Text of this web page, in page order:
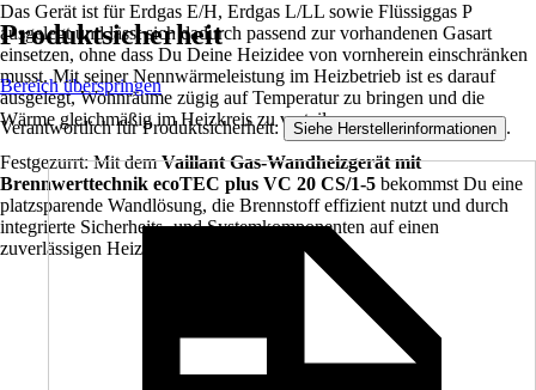
Das Gerät ist für Erdgas E/H, Erdgas L/LL sowie Flüssiggas P
ausgelegt und lässt sich dadurch passend zur vorhandenen Gasart
einsetzen, ohne dass Du Deine Heizidee von vornherein einschränken
musst. Mit seiner Nennwärmeleistung im Heizbetrieb ist es darauf
ausgelegt, Wohnräume zügig auf Temperatur zu bringen und die
Wärme gleichmäßig im Heizkreis zu verteilen.
Festgezurrt: Mit demVaillant Gas-Wandheizgerät mit
Brennwerttechnik ecoTEC plus VC 20 CS/1-5 bekommst Du eine
platzsparende Wandlösung, die Brennstoff effizient nutzt und durch
integrierte Sicherheits- und Systemkomponenten auf einen
zuverlässigen Heizbetrieb ausgelegt ist.
Produktsicherheit
Bereich überspringen
Verantwortlich für Produktsicherheit: Siehe Herstellerinformationen .